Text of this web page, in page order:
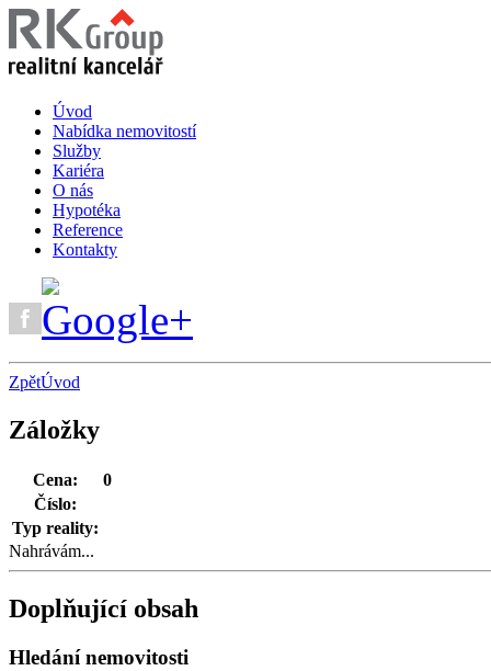
Úvod
Nabídka nemovitostí
Služby
Kariéra
O nás
Hypotéka
Reference
Kontakty
ZpětÚvod
Záložky
Cena:
0
Číslo:
Typ reality:
Nahrávám...
Doplňující obsah
Hledání nemovitosti